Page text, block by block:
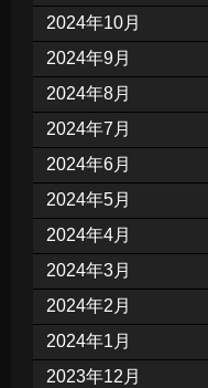
2024年10月
2024年9月
2024年8月
2024年7月
2024年6月
2024年5月
2024年4月
2024年3月
2024年2月
2024年1月
2023年12月